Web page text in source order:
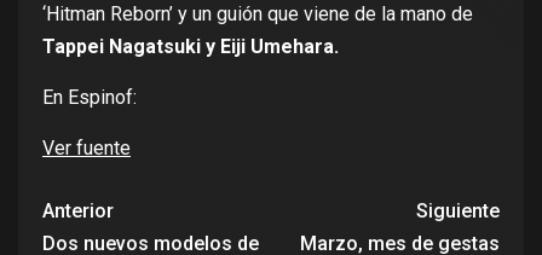
‘Hitman Reborn’ y un guión que viene de la mano de
Tappei Nagatsuki y Eiji Umehara.
En Espinof:
Ver fuente
Anterior
Dos nuevos modelos de
Siguiente
Marzo, mes de gestas